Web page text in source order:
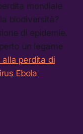
mondiale
biodiversità?
di epidemie.
un legame
perdita di
Ebola.